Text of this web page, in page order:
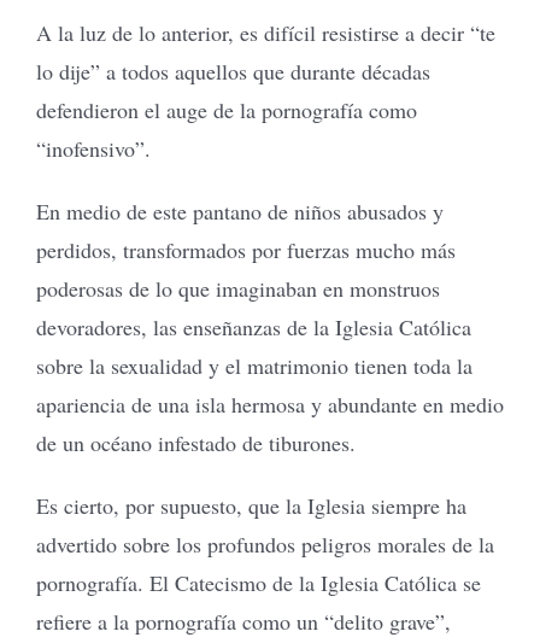
A la luz de lo anterior, es difícil resistirse a decir “te
lo dije” a todos aquellos que durante décadas
defendieron el auge de la pornografía como
“inofensivo”.
En medio de este pantano de niños abusados y
perdidos, transformados por fuerzas mucho más
poderosas de lo que imaginaban en monstruos
devoradores, las enseñanzas de la Iglesia Católica
sobre la sexualidad y el matrimonio tienen toda la
apariencia de una isla hermosa y abundante en medio
de un océano infestado de tiburones.
Es cierto, por supuesto, que la Iglesia siempre ha
advertido sobre los profundos peligros morales de la
pornografía. El Catecismo de la Iglesia Católica se
refiere a la pornografía como un “delito grave”,